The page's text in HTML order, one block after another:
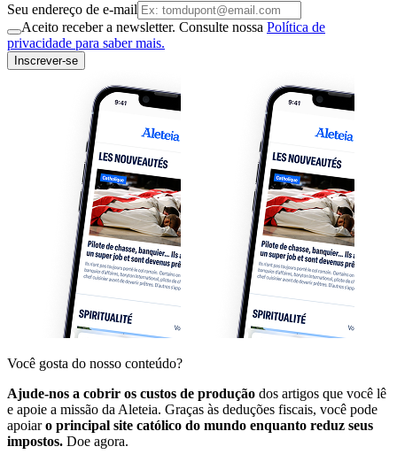
Seu endereço de e-mail
Aceito receber a newsletter. Consulte nossa Política de
privacidade para saber mais.
Inscrever-se
Você gosta do nosso conteúdo?
Ajude-nos a cobrir os custos de produção dos artigos que você lê
e apoie a missão da Aleteia. Graças às deduções fiscais, você pode
apoiaro principal site católico do mundo enquanto reduz seus
impostos. Doe agora.